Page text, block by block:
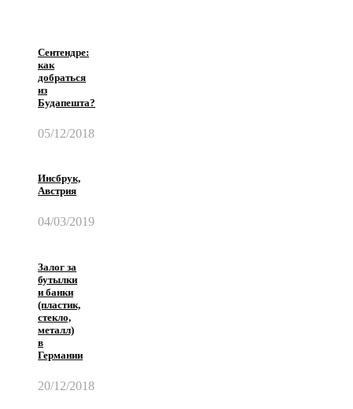
Сентендре:
как
добраться
из
Будапешта?
05/12/2018
Инсбрук,
Австрия
04/03/2019
Залог за
бутылки
и банки
(пластик,
стекло,
металл)
в
Германии
20/12/2018